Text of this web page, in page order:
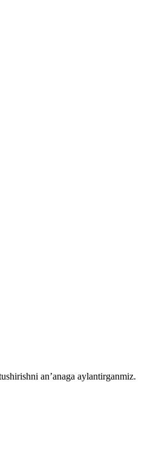
an’anaga aylantirganmiz.